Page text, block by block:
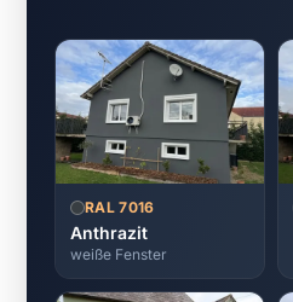
RAL 7016
Anthrazit
weiße Fenster